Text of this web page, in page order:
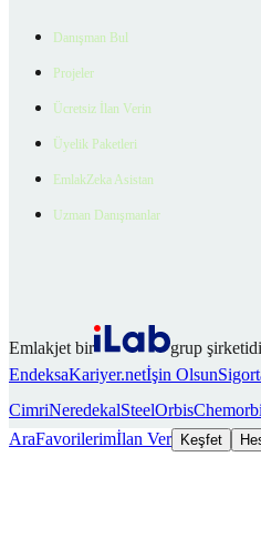
Danışman Bul
Projeler
Ücretsiz İlan Verin
Üyelik Paketleri
EmlakZeka Asistan
Uzman Danışmanlar
Emlakjet bir
grup
EndeksaKariyer.netİşin Olsun
CimriNeredekalSteelOrbis
AraFavorilerimİlan Ver Keşfet